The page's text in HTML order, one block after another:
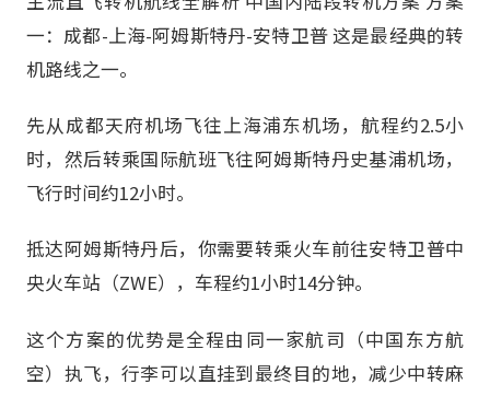
一：成都-上海-阿姆斯特丹-安特卫普 这是最经典的转
机路线之一。
先从成都天府机场飞往上海浦东机场，航程约2.5小
时，然后转乘国际航班飞往阿姆斯特丹史基浦机场，
飞行时间约12小时。
抵达阿姆斯特丹后，你需要转乘火车前往安特卫普中
央火车站（ZWE），车程约1小时14分钟。
这个方案的优势是全程由同一家航司（中国东方航
空）执飞，行李可以直挂到最终目的地，减少中转麻